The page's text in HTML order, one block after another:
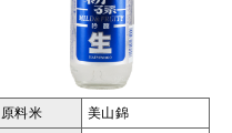
原料米 美山錦